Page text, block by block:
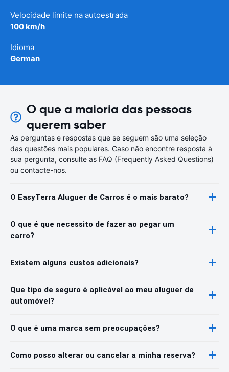
Velocidade limite na autoestrada
100 km/h
Idioma
German
O que a maioria das pessoas
querem saber
As perguntas e respostas que se seguem são uma seleção
das questões mais populares. Caso não encontre resposta à
sua pergunta, consulte as FAQ (Frequently Asked Questions)
ou contacte-nos.
O EasyTerra Aluguer de Carros é o mais barato?
O que é que necessito de fazer ao pegar um
carro?
Existem alguns custos adicionais?
Que tipo de seguro é aplicável ao meu aluguer de
automóvel?
O que é uma marca sem preocupações?
Como posso alterar ou cancelar a minha reserva?